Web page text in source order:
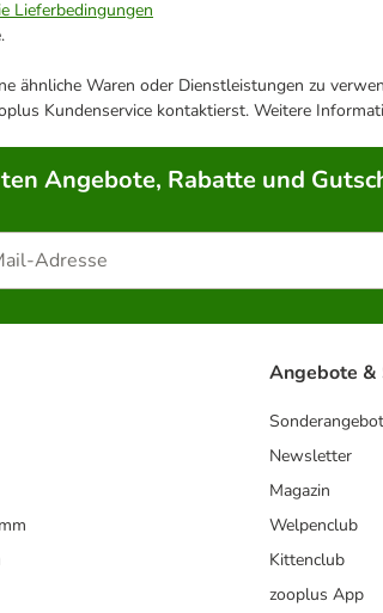
Lieferbedingungen
Waren oder Dienstleistungen zu
Kundenservice kontaktierst. Weitere
Angebote, Rabatte und
Angebote &
Newsletter
Magazin
Welpenclub
Kittenclub
zooplus App